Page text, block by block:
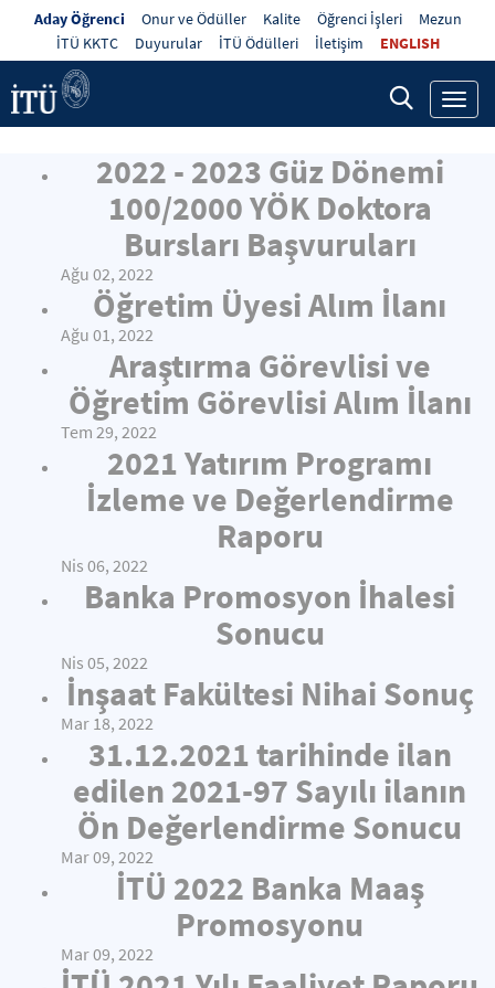
Aday Öğrenci Onur ve Ödüller Kalite Öğrenci İşleri
Mezun
İTÜ KKTC
Duyurular İTÜ Ödülleri İletişim ENGLISH
2022 - 2023 Güz Dönemi
100/2000 YÖK Doktora
Bursları Başvuruları
Ağu 02, 2022
Öğretim Üyesi Alım İlanı
Ağu 01, 2022
Araştırma Görevlisi ve
Öğretim Görevlisi Alım İlanı
Tem 29, 2022
2021 Yatırım Programı
İzleme ve Değerlendirme
Raporu
Nis 06, 2022
Banka Promosyon İhalesi
Sonucu
Nis 05, 2022
İnşaat Fakültesi Nihai Sonuç
Mar 18, 2022
31.12.2021 tarihinde ilan
edilen 2021-97 Sayılı ilanın
Ön Değerlendirme Sonucu
Mar 09, 2022
İTÜ 2022 Banka Maaş
Promosyonu
Mar 09, 2022